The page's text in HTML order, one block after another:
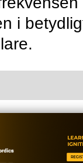
i